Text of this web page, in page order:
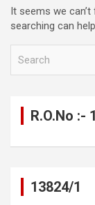
It seems we
searching can
R.O.No :-
13824/1